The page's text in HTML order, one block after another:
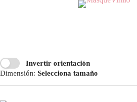
Invertir orientación
Dimensión: Selecciona tamaño